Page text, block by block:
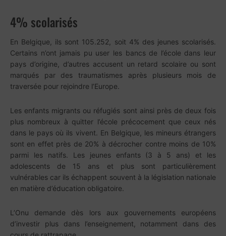
4% scolarisés
En Belgique, ils sont 105.252, soit 4% des jeunes scolarisés.
Certains n’ont jamais pu user les bancs de l’école dans leur
pays d’origine, d’autres accusent un retard scolaire ou sont
marqués par des traumatismes après plusieurs mois de
traversée pour rejoindre l’Europe.
Les enfants migrants ou réfugiés sont ainsi près de deux fois
plus nombreux à quitter l’école précocement que ceux nés
dans le pays où ils vivent. En Belgique, les mineurs étrangers
sont en effet près de 20% à décrocher contre moins de 10%
parmi les natifs. Les jeunes enfants (3 à 5 ans) et les
adolescents de 15 ans et plus sont particulièrement
vulnérables car ils échappent souvent à la législation nationale
en matière d’éducation obligatoire.
L’Onu demande dès lors aux gouvernements européens
d’investir plus dans l’enseignement, notamment dans des